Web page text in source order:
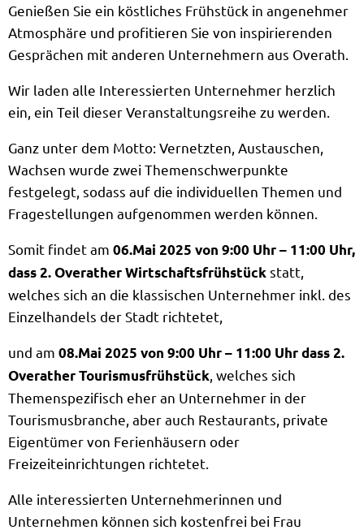
Genießen Sie ein köstliches Frühstück in angenehmer
Atmosphäre und profitieren Sie von inspirierenden
Gesprächen mit anderen Unternehmern aus Overath.
Wir laden alle Interessierten Unternehmer herzlich
ein, ein Teil dieser Veranstaltungsreihe zu werden.
Ganz unter dem Motto: Vernetzten, Austauschen,
Wachsen wurde zwei Themenschwerpunkte
festgelegt, sodass auf die individuellen Themen und
Fragestellungen aufgenommen werden können.
Somit findet am 06.Mai 2025 von 9:00 Uhr – 11:00 Uhr,
dass 2. Overather Wirtschaftsfrühstückstatt,
welches sich an die klassischen Unternehmer inkl. des
Einzelhandels der Stadt richtetet,
und am 08.Mai 2025 von 9:00 Uhr – 11:00 Uhr dass 2.
Overather Tourismusfrühstück , welches sich
Themenspezifisch eher an Unternehmer in der
Tourismusbranche, aber auch Restaurants, private
Eigentümer von Ferienhäusern oder
Freizeiteinrichtungen richtetet.
Alle interessierten Unternehmerinnen und
Unternehmen können sich kostenfrei bei Frau